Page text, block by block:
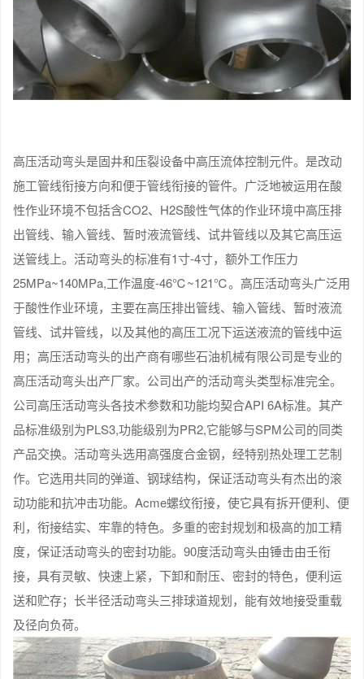
高压活动弯头是固井和压裂设备中高压流体控制元件。是改动
施工管线衔接方向和便于管线衔接的管件。广泛地被运用在酸
性作业环境不包括含CO2、H2S酸性气体的作业环境中高压排
出管线、输入管线、暂时液流管线、试井管线以及其它高压运
送管线上。活动弯头的标准有1寸-4寸，额外工作压力
25MPa~140MPa,工作温度-46℃~121℃。高压活动弯头广泛用
于酸性作业环境，主要在高压排出管线、输入管线、暂时液流
管线、试井管线，以及其他的高压工况下运送液流的管线中运
用；高压活动弯头的出产商有哪些石油机械有限公司是专业的
高压活动弯头出产厂家。公司出产的活动弯头类型标准完全。
公司高压活动弯头各技术参数和功能均契合API 6A标准。其产
品标准级别为PLS3,功能级别为PR2,它能够与SPM公司的同类
产品交换。活动弯头选用高强度合金钢，经特别热处理工艺制
作。它选用共同的弹道、钢球结构，保证活动弯头有杰出的滚
动功能和抗冲击功能。Acme螺纹衔接，使它具有拆开便利、便
利，衔接结实、牢靠的特色。多重的密封规划和极高的加工精
度，保证活动弯头的密封功能。90度活动弯头由锤击由壬衔
接，具有灵敏、快速上紧，下卸和耐压、密封的特色，便利运
送和贮存；长半径活动弯头三排球道规划，能有效地接受重载
及径向负荷。